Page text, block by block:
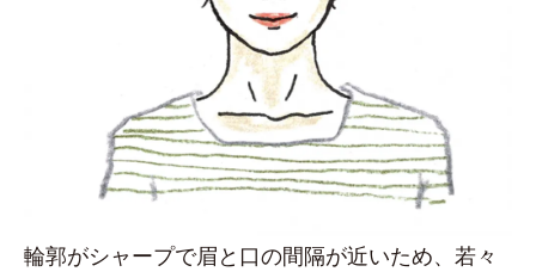
輪郭がシャープで眉と口の間隔が近いため、若々